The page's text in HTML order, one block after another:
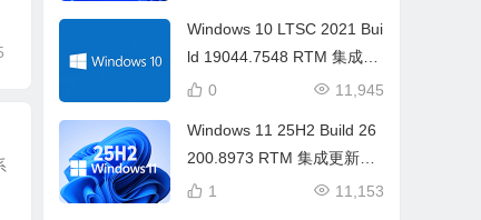
Windows 10 LTSC 2021 Bui
ld 19044.7548 RTM 集成更
新镜像 2026年7月版 11,945
0
Windows 11 25H2 Build 26
200.8973 RTM 集成更新镜
像14合1(2026年7月版)11,153
1